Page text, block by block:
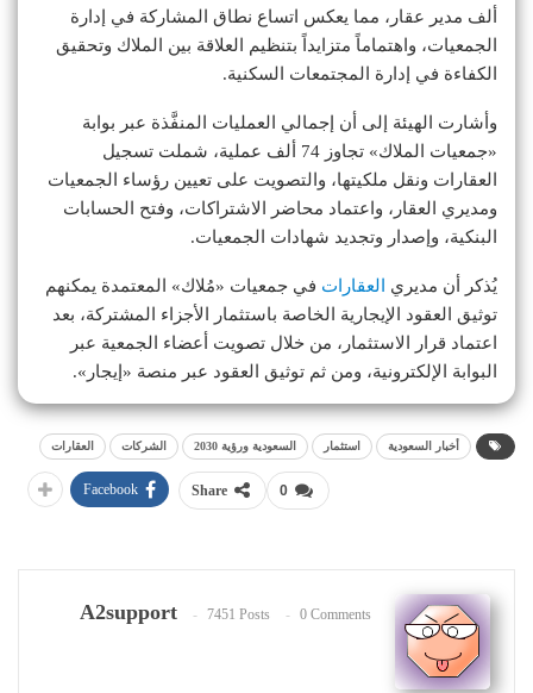
ألف مدير عقار، مما يعكس اتساع نطاق المشاركة في إدارة
الجمعيات، واهتماماً متزايداً بتنظيم العلاقة بين الملاك وتحقيق
الكفاءة في إدارة المجتمعات السكنية.
وأشارت الهيئة إلى أن إجمالي العمليات المنفَّذة عبر بوابة
«جمعيات الملاك» تجاوز 74 ألف عملية، شملت تسجيل
العقارات ونقل ملكيتها، والتصويت على تعيين رؤساء الجمعيات
ومديري العقار، واعتماد محاضر الاشتراكات، وفتح الحسابات
البنكية، وإصدار وتجديد شهادات الجمعيات.
يُذكر أن مديري العقارات في جمعيات «مُلاك» المعتمدة يمكنهم
توثيق العقود الإيجارية الخاصة باستثمار الأجزاء المشتركة، بعد
اعتماد قرار الاستثمار، من خلال تصويت أعضاء الجمعية عبر
البوابة الإلكترونية، ومن ثم توثيق العقود عبر منصة «إيجار».
أخبار السعودية استثمار السعودية ورؤية 2030 الشركات العقارات
0
Share
Facebook
A2support 7451 Posts 0 Comments